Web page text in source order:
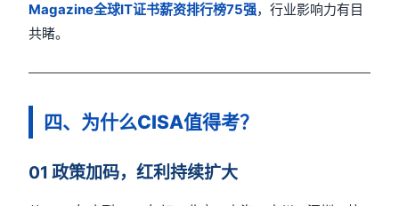
Magazine全球IT证书薪资排行榜75强，行业影响力有目
共睹。
四、为什么CISA值得考？
01 政策加码，红利持续扩大